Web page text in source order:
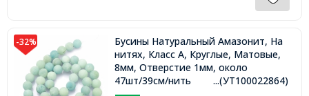
-32%
Бусины Натуральный Амазонит, На
нитях, Класс А, Круглые, Матовые,
8мм, Отверстие 1мм, около
47шт/39см/нить
...(УТ100022864)